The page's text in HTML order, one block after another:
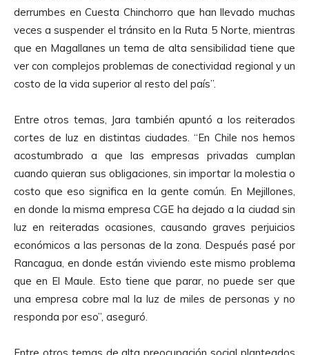
derrumbes en Cuesta Chinchorro que han llevado muchas
veces a suspender el tránsito en la Ruta 5 Norte, mientras
que en Magallanes un tema de alta sensibilidad tiene que
ver con complejos problemas de conectividad regional y un
costo de la vida superior al resto del país”.
Entre otros temas, Jara también apuntó a los reiterados
cortes de luz en distintas ciudades. “En Chile nos hemos
acostumbrado a que las empresas privadas cumplan
cuando quieran sus obligaciones, sin importar la molestia o
costo que eso significa en la gente común. En Mejillones,
en donde la misma empresa CGE ha dejado a la ciudad sin
luz en reiteradas ocasiones, causando graves perjuicios
económicos a las personas de la zona. Después pasé por
Rancagua, en donde están viviendo este mismo problema
que en El Maule. Esto tiene que parar, no puede ser que
una empresa cobre mal la luz de miles de personas y no
responda por eso”, aseguró.
Entre otros temas de alta preocupación social planteados